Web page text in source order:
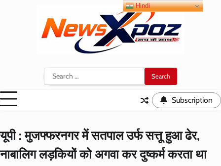
Search
for:
Subscription
यूपी : मुजफ्फरनगर में सतपाल उर्फ सत्तू हुआ ढेर,
नाबालिग लड़कियों को अगवा कर दुष्कर्म करता था
Hindi